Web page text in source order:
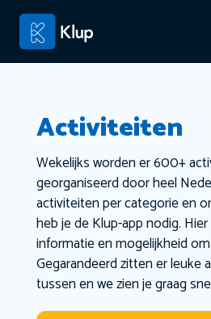
Activiteiten
Wekelijks worden er 600+
georganiseerd door heel
activiteiten per categorie en
heb je de Klup-app nodig.
informatie en mogelijkheid
Gegarandeerd zitten er leuke
tussen en we zien je graag